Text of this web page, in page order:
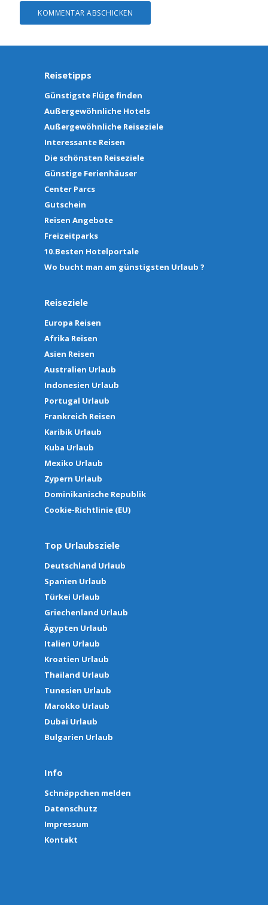
Reisetipps
Günstigste Flüge finden
Außergewöhnliche Hotels
Außergewöhnliche Reiseziele
Interessante Reisen
Die schönsten Reiseziele
Günstige Ferienhäuser
Center Parcs
Gutschein
Reisen Angebote
Freizeitparks
10.Besten Hotelportale
Wo bucht man am günstigsten Urlaub ?
Reiseziele
Europa Reisen
Afrika Reisen
Asien Reisen
Australien Urlaub
Indonesien Urlaub
Portugal Urlaub
Frankreich Reisen
Karibik Urlaub
Kuba Urlaub
Mexiko Urlaub
Zypern Urlaub
Dominikanische Republik
Cookie-Richtlinie (EU)
Top Urlaubsziele
Deutschland Urlaub
Spanien Urlaub
Türkei Urlaub
Griechenland Urlaub
Ägypten Urlaub
Italien Urlaub
Kroatien Urlaub
Thailand Urlaub
Tunesien Urlaub
Marokko Urlaub
Dubai Urlaub
Bulgarien Urlaub
Info
Schnäppchen melden
Datenschutz
Impressum
Kontakt